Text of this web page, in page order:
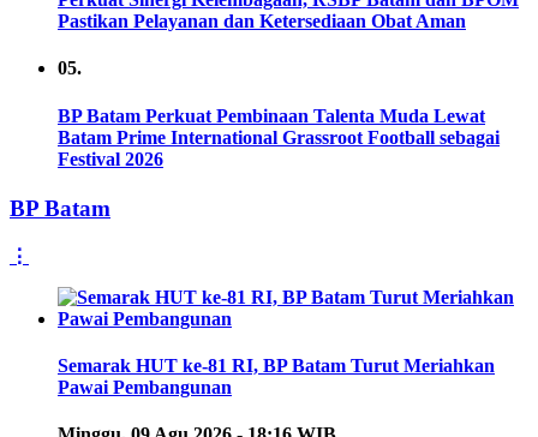
Pastikan Pelayanan dan Ketersediaan Obat Aman
05.
BP Batam Perkuat Pembinaan Talenta Muda Lewat
Batam Prime International Grassroot Football sebagai
Festival 2026
BP Batam
⋮
Semarak HUT ke-81 RI, BP Batam Turut Meriahkan
Pawai Pembangunan